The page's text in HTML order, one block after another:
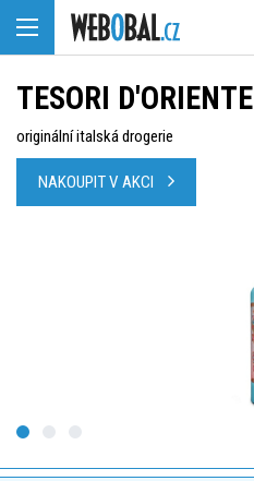
TESORI D'ORIENTE
originální italská drogerie
NAKOUPIT V AKCI